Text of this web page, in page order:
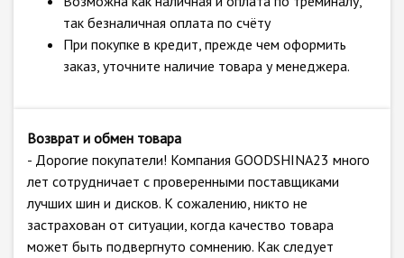
так безналичная оплата по счёту
При покупке в кредит, прежде чем оформить
заказ, уточните наличие товара у менеджера.
Возврат и обмен товара
- Дорогие покупатели! Компания GOODSHINA23 много
лет сотрудничает с проверенными поставщиками
лучших шин и дисков. К сожалению, никто не
застрахован от ситуации, когда качество товара
может быть подвергнуто сомнению. Как следует